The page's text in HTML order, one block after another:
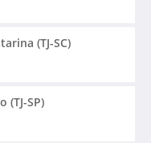
(TJ-SC)
(TJ-SP)